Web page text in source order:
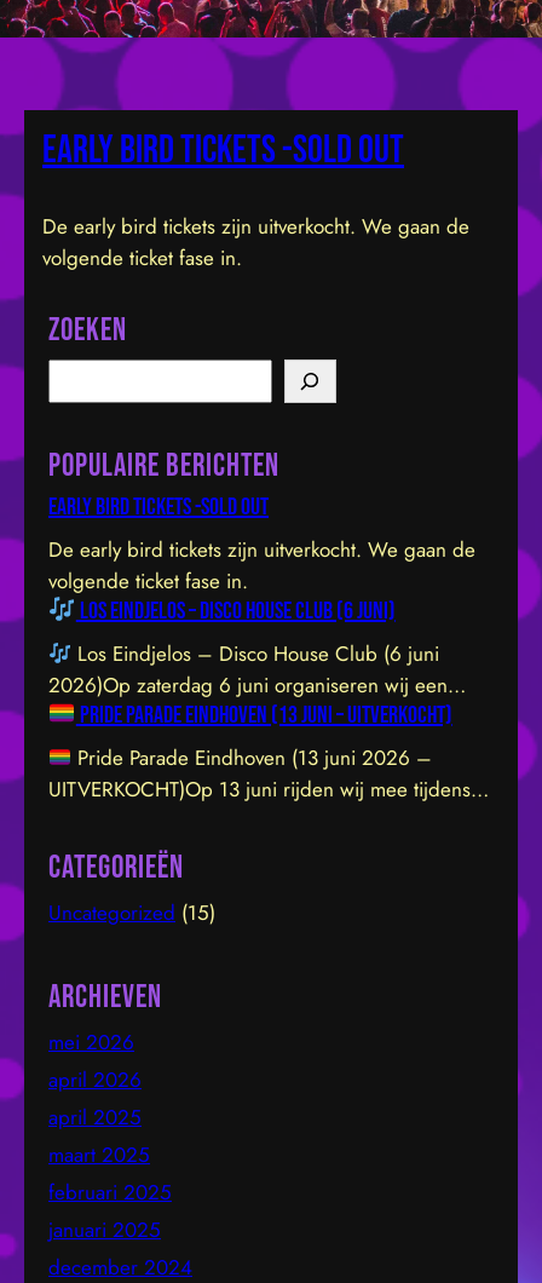
Early bird tickets -sold out
De early bird tickets zijn uitverkocht. We gaan de
volgende ticket fase in.
Zoeken
e
r
c
Populaire berichten
Early bird tickets -sold out
De early bird tickets zijn uitverkocht. We gaan de
volgende ticket fase in.
Los Eindjelos – Disco House Club (6 juni)
Los Eindjelos – Disco House Club (6 juni
2026)Op zaterdag 6 juni organiseren wij een
exclusieve clubavond van 20:30 tot 01:30 in een
sfeervolle, intieme locatie aan de Hofstraat 85b in
Eindhoven. De venue is prachtig ingericht en staat
garant voor een geweldige vibe. Let op: de
toegang sluit om 21:45 uur – daarna…
Pride Parade Eindhoven (13 juni – UITVERKOCHT)
Pride Parade Eindhoven (13 juni 2026 –
UITVERKOCHT)Op 13 juni rijden wij mee tijdens
We dragen de LHBTIQ+ gemeenschap een warm
hart toe en steunen met overtuiging hun inzet voor
inclusie, gelijkwaardigheid en acceptatie. Samen
zichzelf kan zijn en…
Categorieën
Uncategorized (15)
Archieven
mei 2026
april 2026
april 2025
maart 2025
februari 2025
januari 2025
december 2024